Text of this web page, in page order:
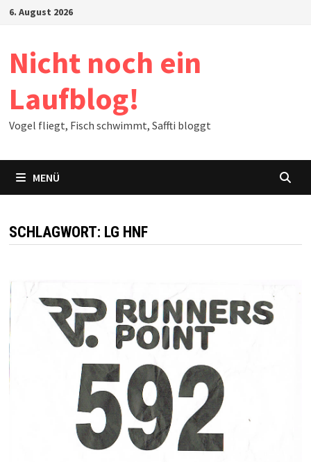
Zum6. August 2026
Nicht noch ein
Laufblog!
Vogel fliegt, Fisch schwimmt, Saffti bloggt
MENÜ
SCHLAGWORT: LG HNF